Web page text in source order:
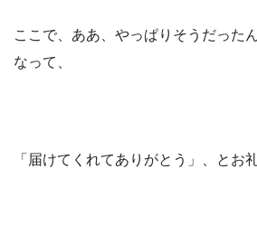
ここで、ああ、やっぱりそうだった
なって、
「届けてくれてありがとう」、とお